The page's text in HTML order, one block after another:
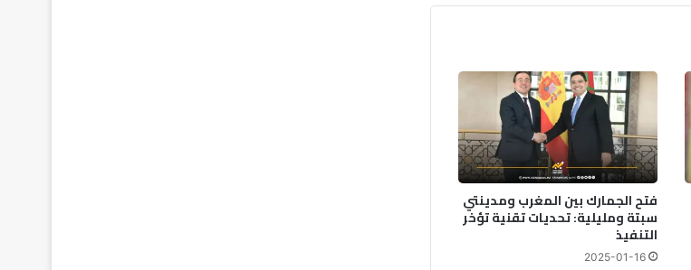
فتح الجمارك بين المغرب ومدينتي
سبتة ومليلية: تحديات تقنية تؤخر
التنفيذ
2025-01-16